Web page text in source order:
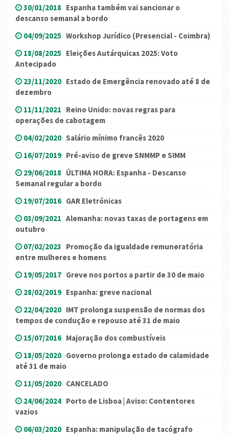
30/01/2018 Espanha também vai sancionar o
descanso semanal a bordo
04/09/2025 Workshop Jurídico (Presencial - Coimbra)
18/08/2025 Eleições Autárquicas 2025: Voto
Antecipado
23/11/2020 Estado de Emergência renovado até 8 de
dezembro
11/11/2021 Reino Unido: novas regras para
operações de cabotagem
04/02/2020 Salário mínimo francês 2020
16/07/2019 Pré-aviso de greve SNMMP e SIMM
29/06/2018 ÚLTIMA HORA: Espanha - Descanso
Semanal regular a bordo
19/07/2016 GAR Eletrónicas
03/09/2021 Alemanha: novas taxas de portagens em
outubro
07/02/2023 Promoção da igualdade remuneratória
entre mulheres e homens
19/05/2017 Greve nos portos a partir de 30 de maio
28/02/2019 Espanha: greve nacional
22/04/2020 IMT prolonga suspensão de normas dos
tempos de condução e repouso até 31 de maio
15/07/2016 Majoração dos combustíveis
18/05/2020 Governo prolonga estado de calamidade
até 31 de maio
11/05/2020 CANCELADO
24/06/2024 Porto de Lisboa | Aviso: Contentores
vazios
06/03/2020 Espanha: manipulação de tacógrafo